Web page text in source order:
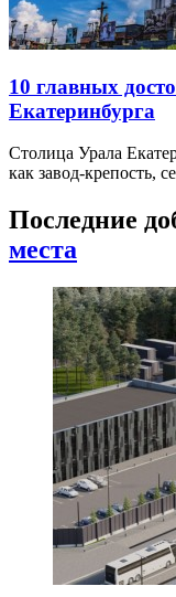
10 главных
Екатеринбурга
Столица Урала
как завод-крепость,
Последние
места